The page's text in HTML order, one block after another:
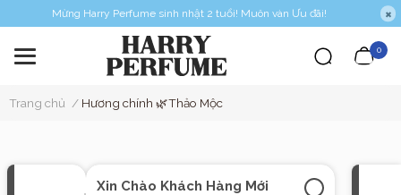
Mừng Harry Perfume sinh nhật 2 tuổi! Muôn vàn Ưu đãi!
0
Trang chủ / Hương chính 🌿Thảo Mộc
Xin Chào Khách Hàng Mới